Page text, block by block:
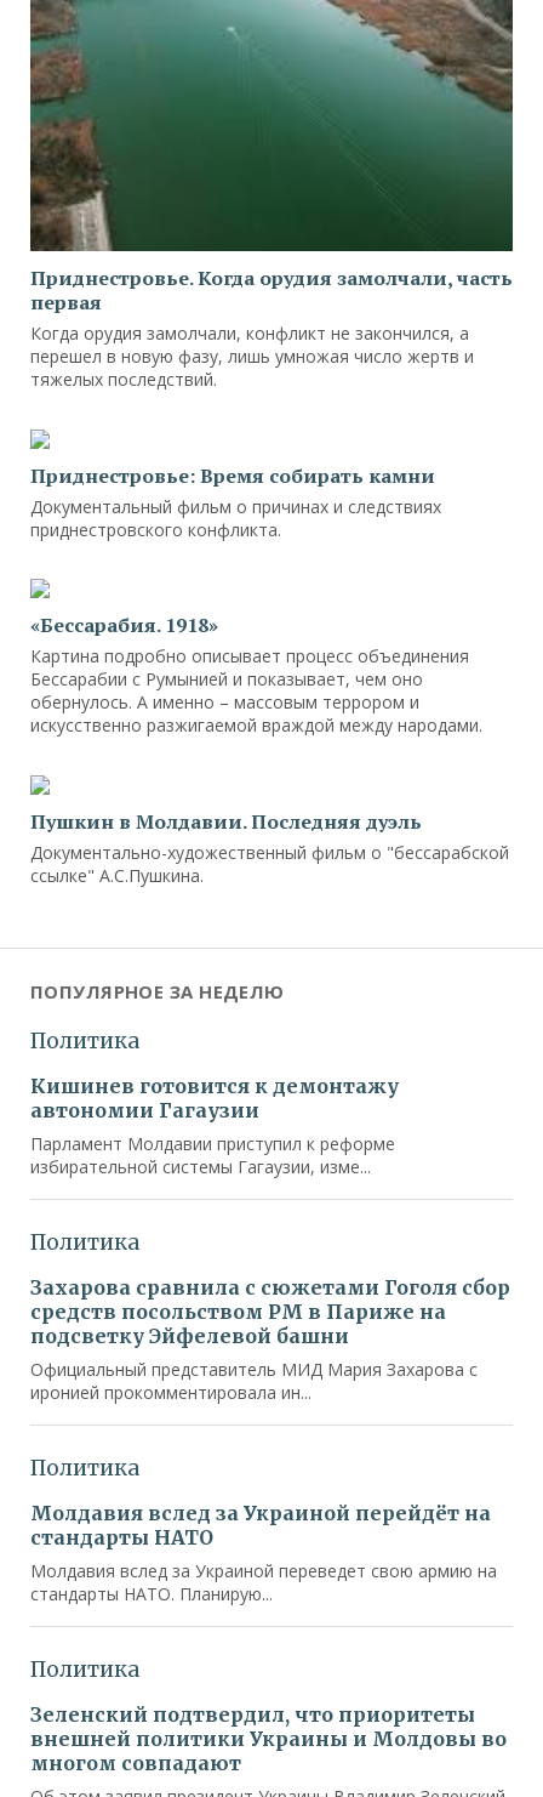
Приднестровье. Когда орудия замолчали, часть
первая
Когда орудия замолчали, конфликт не закончился, а
перешел в новую фазу, лишь умножая число жертв и
тяжелых последствий.
Приднестровье: Время собирать камни
Документальный фильм о причинах и следствиях
приднестровского конфликта.
«Бессарабия. 1918»
Картина подробно описывает процесс объединения
Бессарабии с Румынией и показывает, чем оно
обернулось. А именно – массовым террором и
искусственно разжигаемой враждой между народами.
Пушкин в Молдавии. Последняя дуэль
Документально-художественный фильм о "бессарабской
ссылке" А.С.Пушкина.
ПОПУЛЯРНОЕ ЗА НЕДЕЛЮ